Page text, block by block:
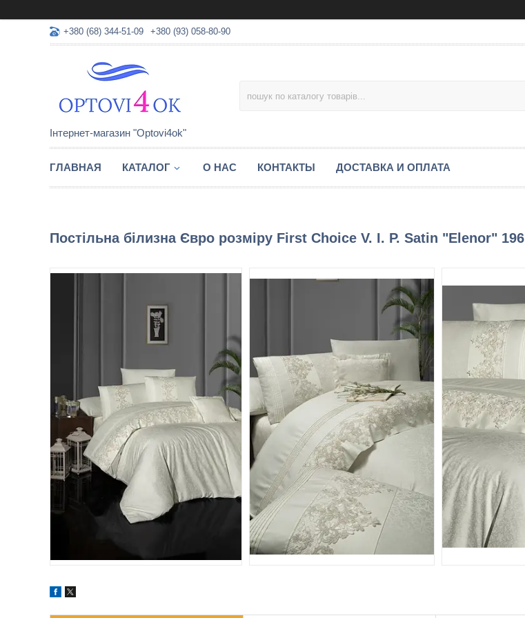
+380 (68) 344-51-09 +380 (93) 058-80-90
Інтернет-магазин "Optovi4ok"
ГЛАВНАЯ КАТАЛОГ О НАС КОНТАКТЫ ДОСТАВКА И ОПЛАТА
Постільна білизна Євро розміру First Choice V. I. P. Satin "Elenor" 196